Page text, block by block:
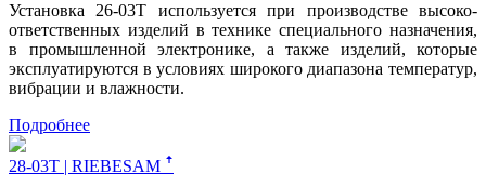
Установка 26-03Т используется при производстве высоко-
ответственных изделий в технике специального назначения,
в промышленной электронике, а также изделий, которые
эксплуатируются в условиях широкого диапазона температур,
вибрации и влажности.
Подробнее
28-03Т | RIEBESAM ꜛ